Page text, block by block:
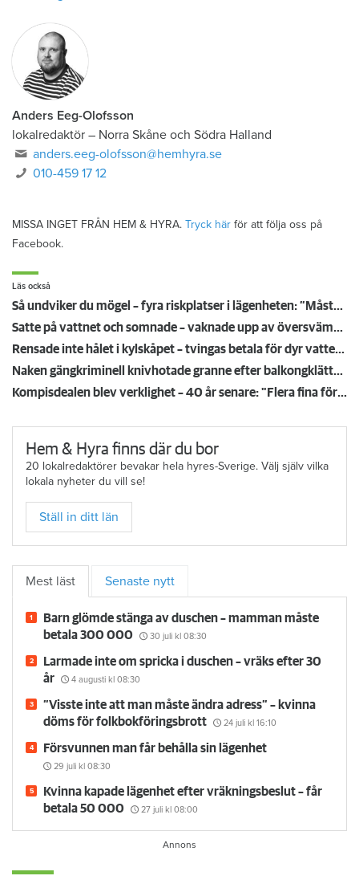
Anders Eeg-Olofsson
lokalredaktör – Norra Skåne och Södra Halland
anders.eeg-olofsson@hemhyra.se
010-459 17 12
MISSA INGET FRÅN HEM & HYRA. Tryck här för att följa oss på
Facebook.
Läs också
Så undviker du mögel – fyra riskplatser i lägenheten: ”Måste städa bort”
Satte på vattnet och somnade – vaknade upp av översvämning hos grannen
Rensade inte hålet i kylskåpet – tvingas betala för dyr vattenskada
Naken gängkriminell knivhotade granne efter balkongklättring
Kompisdealen blev verklighet – 40 år senare: "Flera fina fördelar med att dela bostad"
Hem & Hyra finns där du bor
20 lokalredaktörer bevakar hela hyres-Sverige. Välj själv vilka
lokala nyheter du vill se!
Ställ in ditt län
Mest läst Senaste nytt
Barn glömde stänga av duschen – mamman måste
betala 300 000
30 juli kl 08:30
Larmade inte om spricka i duschen – vräks efter 30
år
4 augusti kl 08:30
”Visste inte att man måste ändra adress” – kvinna
döms för folkbokföringsbrott
24 juli kl 16:10
Försvunnen man får behålla sin lägenhet
29 juli kl 08:30
Kvinna kapade lägenhet efter vräkningsbeslut – får
betala 50 000
27 juli kl 08:00